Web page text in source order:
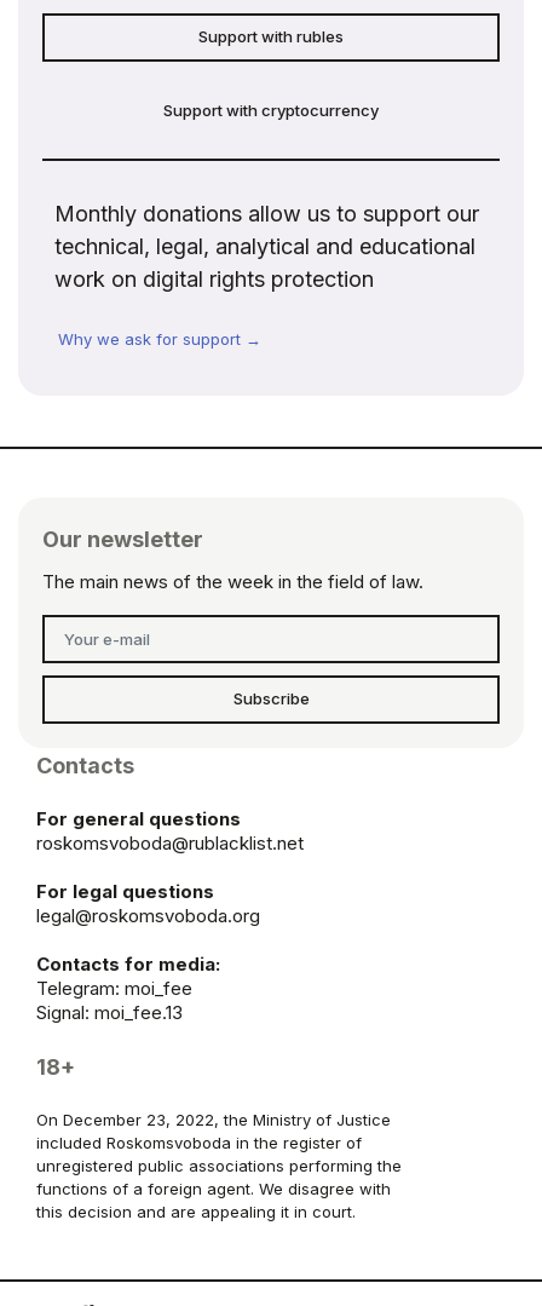
Support with rubles
Support with cryptocurrency
Monthly donations allow us to support our
technical, legal, analytical and educational
work on digital rights protection
Why we ask for support →
Our newsletter
The main news of the week in the field of law.
Subscribe
Contacts
For general questions
roskomsvoboda@rublacklist.net
For legal questions
legal@roskomsvoboda.org
Contacts for media:
Telegram: moi_fee
Signal: moi_fee.13
18+
On December 23, 2022, the Ministry of Justice
included Roskomsvoboda in the register of
unregistered public associations performing the
functions of a foreign agent. We disagree with
this decision and are appealing it in court.